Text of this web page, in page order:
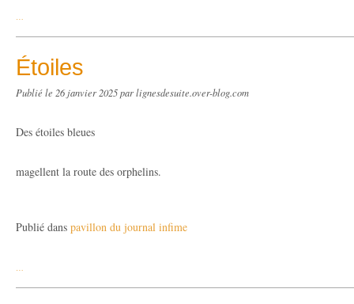
…
Étoiles
Publié le 26 janvier 2025par lignesdesuite.over-blog.com
Des étoiles bleues
magellent la route des orphelins.
Publié dans pavillon du journal infime
…